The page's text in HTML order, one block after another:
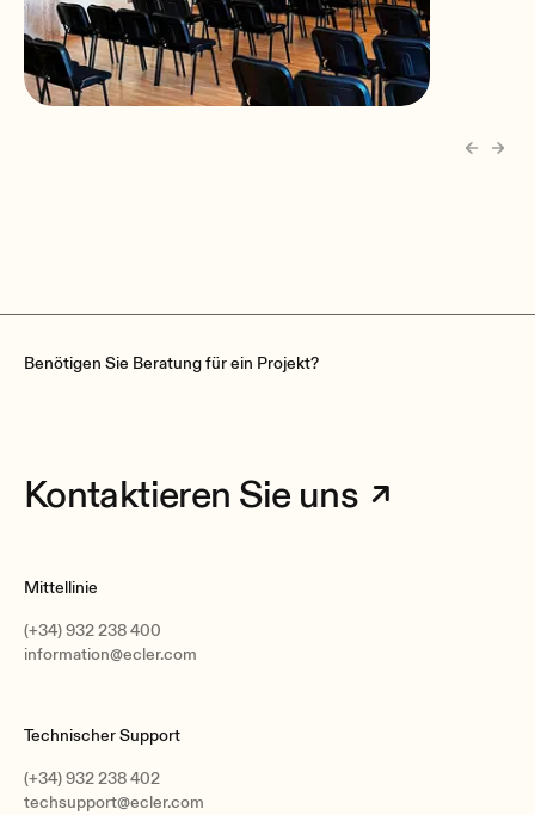
Benötigen Sie Beratung für ein Projekt?
Kontaktieren Sie uns
Mittellinie
(+34) 932 238 400
information@ecler.com
Technischer Support
(+34) 932 238 402
techsupport@ecler.com